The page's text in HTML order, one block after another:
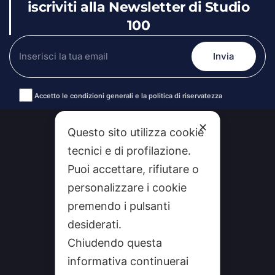
iscriviti alla Newsletter di Studio
100
Accetto le condizioni generali e la politica di riservatezza
Alternative:
CHI SIAMO
✕
Questo sito utilizza cookie
tecnici e di profilazione.
Puoi accettare, rifiutare o
personalizzare i cookie
premendo i pulsanti
desiderati.
Chiudendo questa
informativa continuerai